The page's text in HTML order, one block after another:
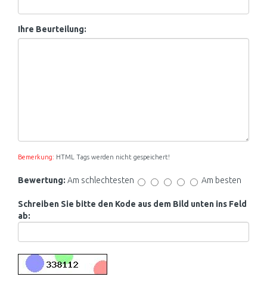
Ihre Beurteilung:
Bemerkung: HTML Tags werden nicht gespeichert!
Bewertung: Am schlechtesten Am besten
Schreiben Sie bitte den Kode aus dem Bild unten ins Feld
ab: